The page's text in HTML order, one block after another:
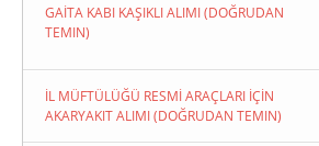
GAİTA KABI KAŞIKLI ALIMI (DOĞRUDAN
TEMIN)
İL MÜFTÜLÜĞÜ RESMİ ARAÇLARI İÇİN
AKARYAKIT ALIMI (DOĞRUDAN TEMIN)